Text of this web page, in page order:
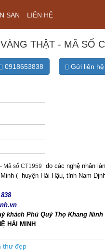
SAN LIÊN HỆ
THẬT - MÃ SỐ
0918653838 Gửi liên hệ
số CT1959 do các nghệ nhân
( huyện Hải Hậu, tỉnh Nam
khách Phú Quý Thọ Khang Ninh
HẢI MINH